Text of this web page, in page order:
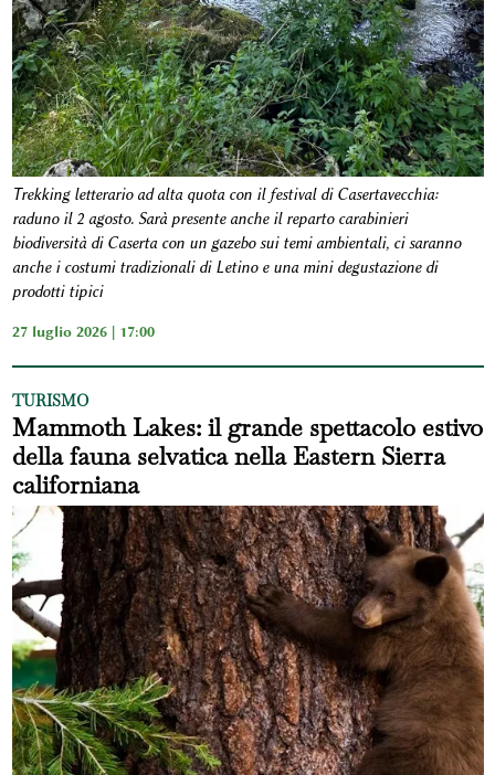
Trekking letterario ad alta quota con il festival di Casertavecchia:
raduno il 2 agosto. Sarà presente anche il reparto carabinieri
biodiversità di Caserta con un gazebo sui temi ambientali, ci saranno
anche i costumi tradizionali di Letino e una mini degustazione di
prodotti tipici
27 luglio 2026 | 17:00
TURISMO
Mammoth Lakes: il grande spettacolo estivo
della fauna selvatica nella Eastern Sierra
californiana